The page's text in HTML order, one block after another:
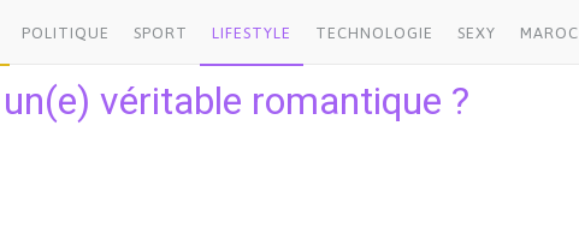
POLITIQUE SPORT LIFESTYLE TECHNOLOGIE SEXY MAROC
véritable romantique ?